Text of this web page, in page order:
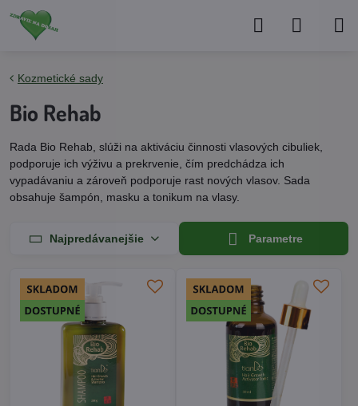
Kozmetické sady
Bio Rehab
Rada Bio Rehab, slúži na aktiváciu činnosti vlasových cibuliek,
podporuje ich výživu a prekrvenie, čím predchádza ich
vypadávaniu a zároveň podporuje rast nových vlasov. Sada
obsahuje šampón, masku a tonikum na vlasy.
Najpredávanejšie Parametre